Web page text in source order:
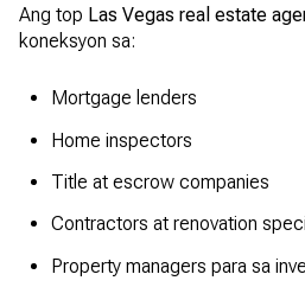
Ang top Las Vegas real estate
koneksyon sa:
Mortgage lenders
Home inspectors
Title at escrow companies
Contractors at renovation
Property managers para sa